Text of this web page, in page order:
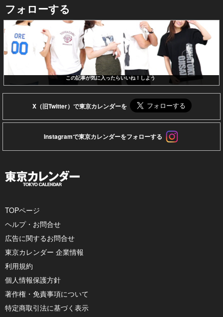
フォローする
この記事が気に入ったらいいね！しよう
X（旧Twitter）で東京カレンダーを
Instagramで東京カレンダーをフォローする
TOPページ
ヘルプ・お問合せ
広告に関するお問合せ
東京カレンダー 企業情報
利用規約
個人情報保護方針
著作権・免責事項について
特定商取引法に基づく表示